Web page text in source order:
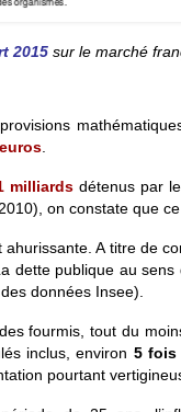
2015 sur le marché
milliardsdétenus par
on constate que
ahurissante. A titre de
dette publique au sens
données Insee).
fourmis, tout du
inclus, environ 5 fois
pourtant